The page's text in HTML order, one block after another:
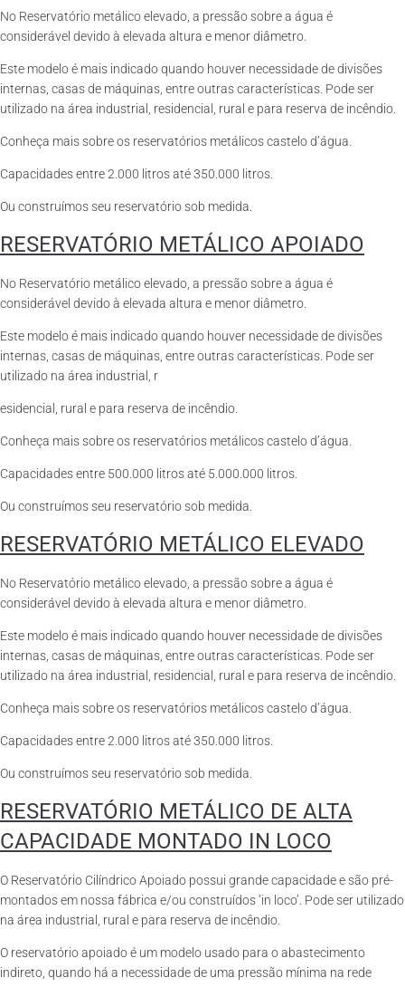
No Reservatório metálico elevado, a pressão sobre a água é
considerável devido à elevada altura e menor diâmetro.
Este modelo é mais indicado quando houver necessidade de divisões
internas, casas de máquinas, entre outras características. Pode ser
utilizado na área industrial, residencial, rural e para reserva de incêndio.
Conheça mais sobre os reservatórios metálicos castelo d’água.
Capacidades entre 2.000 litros até 350.000 litros.
Ou construímos seu reservatório sob medida.
RESERVATÓRIO METÁLICO APOIADO
No Reservatório metálico elevado, a pressão sobre a água é
considerável devido à elevada altura e menor diâmetro.
Este modelo é mais indicado quando houver necessidade de divisões
internas, casas de máquinas, entre outras características. Pode ser
utilizado na área industrial, r
esidencial, rural e para reserva de incêndio.
Conheça mais sobre os reservatórios metálicos castelo d’água.
Capacidades entre 500.000 litros até 5.000.000 litros.
Ou construímos seu reservatório sob medida.
RESERVATÓRIO METÁLICO ELEVADO
No Reservatório metálico elevado, a pressão sobre a água é
considerável devido à elevada altura e menor diâmetro.
Este modelo é mais indicado quando houver necessidade de divisões
internas, casas de máquinas, entre outras características. Pode ser
utilizado na área industrial, residencial, rural e para reserva de incêndio.
Conheça mais sobre os reservatórios metálicos castelo d’água.
Capacidades entre 2.000 litros até 350.000 litros.
Ou construímos seu reservatório sob medida.
RESERVATÓRIO METÁLICO DE ALTA
CAPACIDADE MONTADO IN LOCO
O Reservatório Cilíndrico Apoiado possui grande capacidade e são pré-
montados em nossa fábrica e/ou construídos ‘in loco’. Pode ser utilizado
na área industrial, rural e para reserva de incêndio.
O reservatório apoiado é um modelo usado para o abastecimento
indireto, quando há a necessidade de uma pressão mínima na rede